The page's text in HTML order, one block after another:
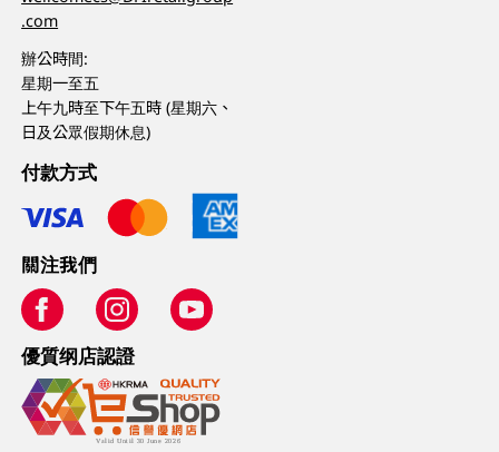
.com
辦公時間:
星期一至五
上午九時至下午五時 (星期六、
日及公眾假期休息)
付款方式
關注我們
優質纲店認證